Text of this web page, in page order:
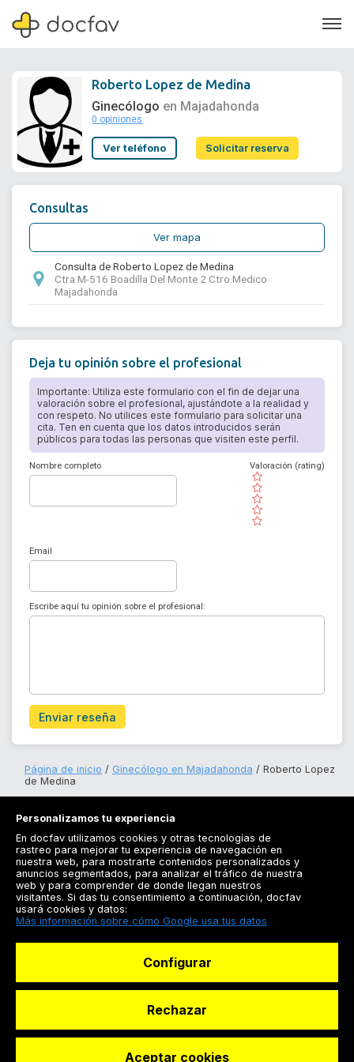
Soporte
Roberto Lopez de Medina
Ginecólogo en Majadahonda
0 opiniones
Ver teléfono Solicitar reserva
Consultas
Ver mapa
Consulta de Roberto Lopez de Medina
Ctra M-516 Boadilla Del Monte 2 Ctro.Medico
Majadahonda
Deja tu opinión sobre el profesional
Importante: Utiliza este formulario con el fin de dejar una
valoración sobre el profesional, ajustándote a la realidad y
con respeto. No utilices este formulario para solicitar una
cita. Ten en cuenta que los datos introducidos serán
públicos para todas las personas que visiten este perfil.
Nombre completo
( )
( )
( )
( )
( )
Valoración (rating)
Email
Escribe aquí tu opinión sobre el profesional:
Enviar reseña
Página de inicio Ginecólogo en Majadahonda
Roberto Lopez
de Medina
Registrarse
Docfav
Personalizamos tu experiencia
En docfav utilizamos cookies y otras tecnologías de
rastreo para mejorar tu experiencia de navegación en
nuestra web, para mostrarte contenidos personalizados y
anuncios segmentados, para analizar el tráfico de nuestra
web y para comprender de donde llegan nuestros
visitantes. Si das tu consentimiento a continuación, docfav
usará cookies y datos:
Más información sobre cómo Google usa tus datos
Configurar
Rechazar
Aceptar cookies